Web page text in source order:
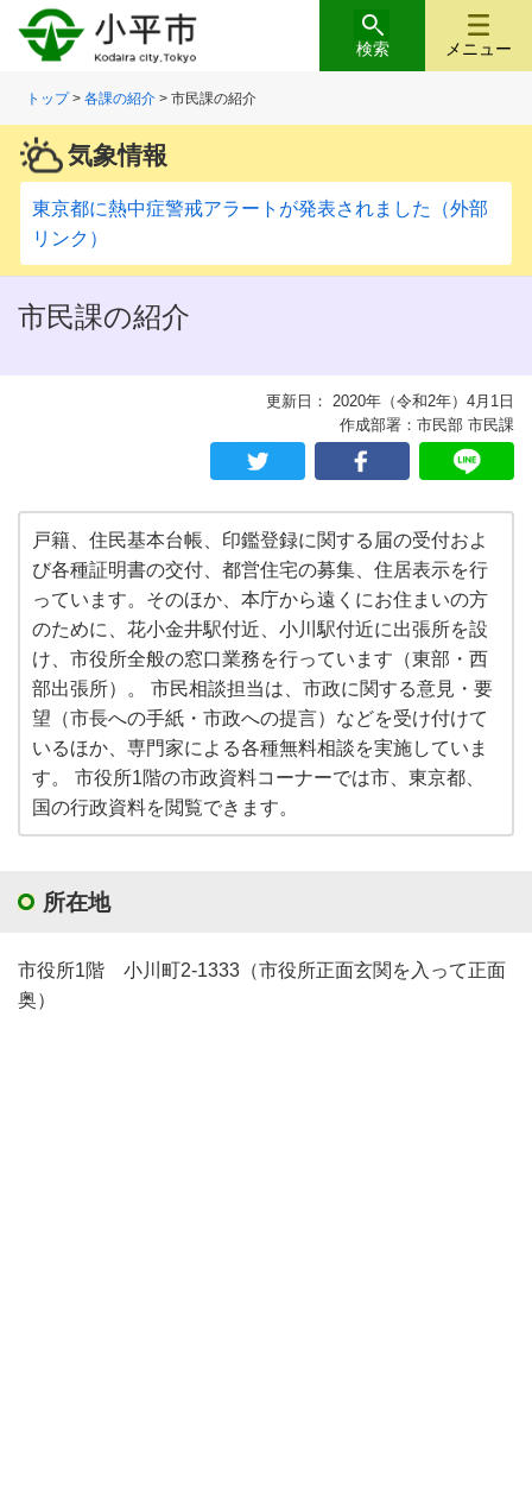
メニュー
検索
トップ>各課の紹介 > 市民課の紹介
気象情報
東京都に熱中症警戒アラートが発表されました（外部
リンク）
市民課の紹介
更新日： 2020年（令和2年）4月1日
作成部署：市民部 市民課
戸籍、住民基本台帳、印鑑登録に関する届の受付およ
び各種証明書の交付、都営住宅の募集、住居表示を行
っています。そのほか、本庁から遠くにお住まいの方
のために、花小金井駅付近、小川駅付近に出張所を設
け、市役所全般の窓口業務を行っています（東部・西
部出張所）。 市民相談担当は、市政に関する意見・要
望（市長への手紙・市政への提言）などを受け付けて
いるほか、専門家による各種無料相談を実施していま
す。 市役所1階の市政資料コーナーでは市、東京都、
国の行政資料を閲覧できます。
所在地
市役所1階 小川町2-1333（市役所正面玄関を入って正面
奥）